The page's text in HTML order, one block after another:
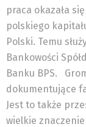
praca okazała
polskiego
Polski. Temu
Bankowości
Banku BPS.
dokumentujące
Jest to także
wielkie